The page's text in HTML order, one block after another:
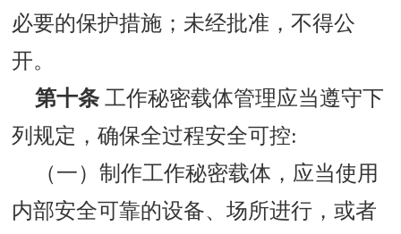
必要的保护措施；未经批准，不得公
开。
第十条工作秘密载体管理应当遵守下
列规定，确保全过程安全可控:
（一）制作工作秘密载体，应当使用
内部安全可靠的设备、场所进行，或者